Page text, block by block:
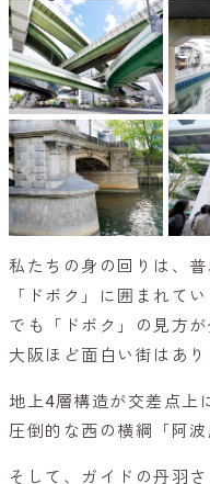
私たちの身の回りは、
「ドボク」に囲まれてい
でも「ドボク」の見方が
大阪ほど面白い街はあり
地上4層構造が交差点上
圧倒的な西の横綱「阿波
そして、ガイドの丹羽